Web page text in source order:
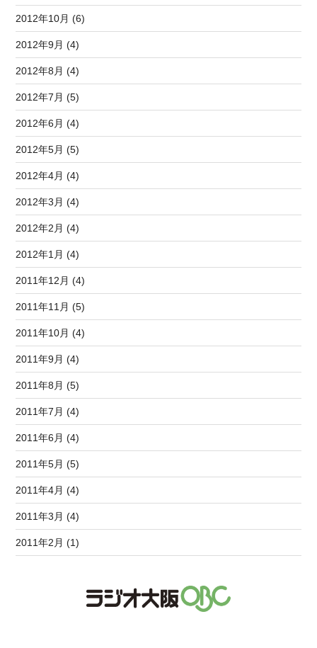
2012年10月 (6)
2012年9月 (4)
2012年8月 (4)
2012年7月 (5)
2012年6月 (4)
2012年5月 (5)
2012年4月 (4)
2012年3月 (4)
2012年2月 (4)
2012年1月 (4)
2011年12月 (4)
2011年11月 (5)
2011年10月 (4)
2011年9月 (4)
2011年8月 (5)
2011年7月 (4)
2011年6月 (4)
2011年5月 (5)
2011年4月 (4)
2011年3月 (4)
2011年2月 (1)